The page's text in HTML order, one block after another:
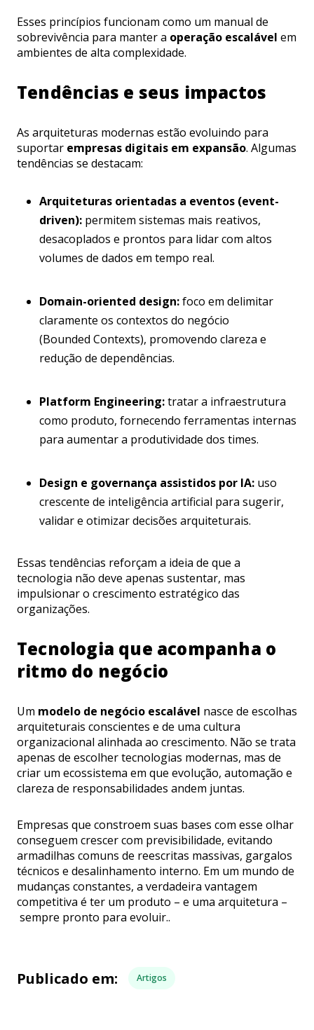
Esses princípios funcionam como um manual de
sobrevivência para manter a operação escalável em
ambientes de alta complexidade.
Tendências e seus impactos
As arquiteturas modernas estão evoluindo para
suportar empresas digitais em expansão. Algumas
tendências se destacam:
Arquiteturas orientadas a eventos (event-
driven): permitem sistemas mais reativos,
desacoplados e prontos para lidar com altos
volumes de dados em tempo real.
Domain-oriented design:foco em delimitar
claramente os contextos do negócio
(Bounded Contexts), promovendo clareza e
redução de dependências.
Platform Engineering:tratar a infraestrutura
como produto, fornecendo ferramentas internas
para aumentar a produtividade dos times.
Design e governança assistidos por IA: uso
crescente de inteligência artificial para sugerir,
validar e otimizar decisões arquiteturais.
Essas tendências reforçam a ideia de que a
tecnologia não deve apenas sustentar, mas
impulsionar o crescimento estratégico das
organizações.
Tecnologia que acompanha o
ritmo do negócio
Um modelo de negócio escalável nasce de escolhas
arquiteturais conscientes e de uma cultura
organizacional alinhada ao crescimento. Não se trata
apenas de escolher tecnologias modernas, mas de
criar um ecossistema em que evolução, automação e
clareza de responsabilidades andem juntas.
Empresas que constroem suas bases com esse olhar
conseguem crescer com previsibilidade, evitando
armadilhas comuns de reescritas massivas, gargalos
técnicos e desalinhamento interno. Em um mundo de
mudanças constantes, a verdadeira vantagem
competitiva é ter um produto – e uma arquitetura –
sempre pronto para evoluir..
Publicado em: Artigos